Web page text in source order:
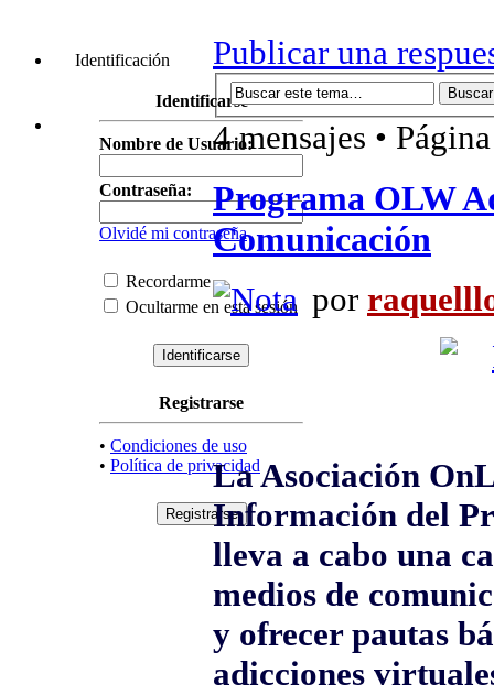
Identificación
Identificarse
Nombre de Usuario:
Contraseña:
Olvidé mi contraseña
Recordarme
Ocultarme en esta sesión
Registrarse
• Condiciones de uso
• Política de privacidad
Publicar una
4 mensajes •
Programa OLW
Comunicación
por
La Asociación
Información del
lleva a cabo una
medios de
y ofrecer pautas
adicciones